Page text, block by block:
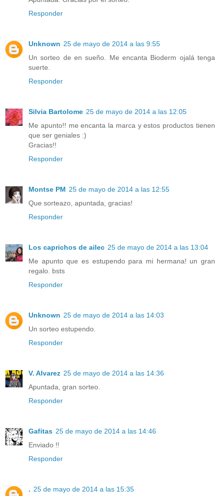
Responder
Unknown 25 de mayo de 2014 a las 9:55
Un sorteo de en sueño. Me encanta Bioderm ojalá tenga
suerte.
Responder
Silvia Bartolome 25 de mayo de 2014 a las 12:05
Me apunto!! me encanta la marca y estos productos tienen
que ser geniales :)
Gracias!!
Responder
Montse PM 25 de mayo de 2014 a las 12:55
Que sorteazo, apuntada, gracias!
Responder
Los caprichos de ailec 25 de mayo de 2014 a las 13:04
Me apunto que es estupendo para mi hermana! un gran
regalo. bsts
Responder
Unknown 25 de mayo de 2014 a las 14:03
Un sorteo estupendo.
Responder
V. Alvarez 25 de mayo de 2014 a las 14:36
Apuntada, gran sorteo.
Responder
Gafitas 25 de mayo de 2014 a las 14:46
Enviado !!
Responder
. 25 de mayo de 2014 a las 15:35